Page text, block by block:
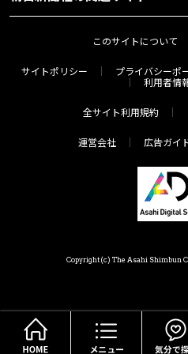
このサイトについて
サイトポリシー プライバシーポ
利用者情
全サイト利用規約
運営会社 広告ガイ
Copyright(c) The Asahi Shimbun